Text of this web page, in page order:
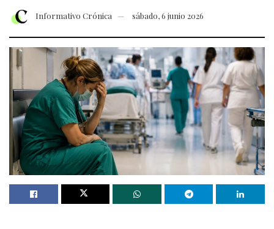
Informativo Crónica sábado, 6 junio 2026